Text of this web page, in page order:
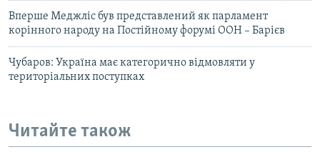
Вперше Меджліс був представлений як парламент
корінного народу на Постійному форумі ООН – Барієв
Чубаров: Україна має категорично відмовляти у
територіальних поступках
Читайте також